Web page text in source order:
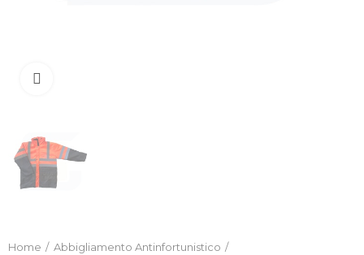
Home
Abbigliamento Antinfortunistico